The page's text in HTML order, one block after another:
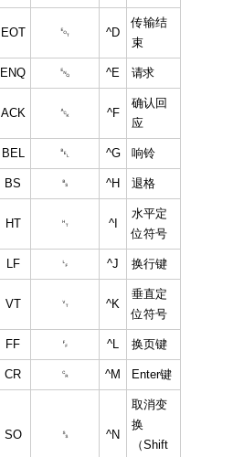
EOT ␄ ^D
传输结
束
ENQ ␅ ^E 请求
ACK ␆ ^F
确认回
应
BEL ␇ ^G 响铃
BS ␈ ^H 退格
HT ␉ ^I
水平定
位符号
LF ␊ ^J 换行键
VT ␋ ^K
垂直定
位符号
FF ␌ ^L 换页键
CR ␍ ^M Enter键
SO ␎ ^N
取消变
换
（Shift